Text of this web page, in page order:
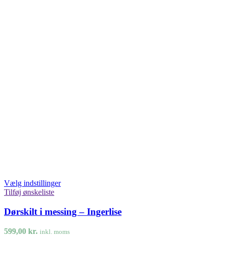
Vælg indstillinger
Tilføj ønskeliste
Dørskilt i messing – Ingerlise
599,00 kr. inkl. moms